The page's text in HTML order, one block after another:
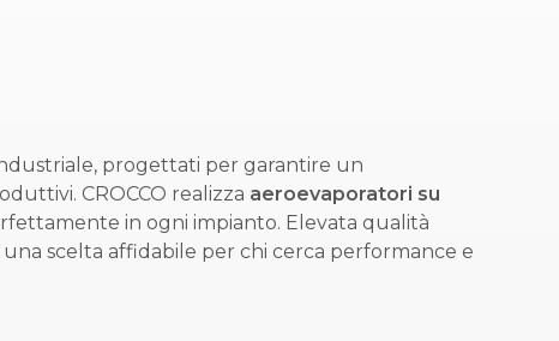
progettati per garantire un
CROCCO realizza aeroevaporatori su
in ogni impianto. Elevata qualità
scelta affidabile per chi cerca performance e